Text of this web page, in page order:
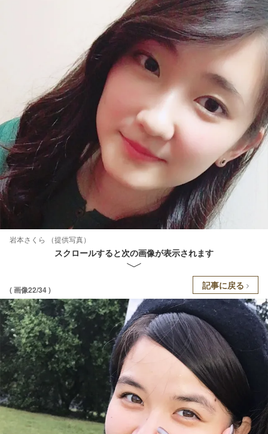
岩本さくら （提供写真）
スクロールすると次の画像が表示されます
( 画像22/34 ) 記事に戻る